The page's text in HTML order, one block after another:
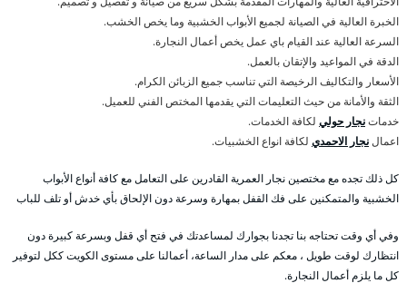
الخبرة العالية في الصيانة لجميع الأبواب الخشبية وما يخص الخشب.
السرعة العالية عند القيام باي عمل يخص أعمال النجارة.
الدقة في المواعيد والإتقان بالعمل.
الأسعار والتكاليف الرخيصة التي تناسب جميع الزبائن الكرام.
الثقة والأمانة من حيث التعليمات التي يقدمها المختص الفني للعميل.
خدماتنجار حولي لكافة الخدمات.
اعمالنجار الاحمدي لكافة انواع الخشبيات.
كل ذلك تجده مع مختصين نجار العمرية القادرين على التعامل مع كافة أنواع الأبواب
الخشبية والمتمكنين على فك القفل بمهارة وسرعة دون الإلحاق بأي خدش أو تلف للباب
وفي أي وقت تحتاجه بنا تجدنا بجوارك لمساعدتك في فتح أي قفل وبسرعة كبيرة دون
انتظارك لوقت طويل ، معكم على مدار الساعة، أعمالنا على مستوى الكويت ككل لتوفير
كل ما يلزم أعمال النجارة.